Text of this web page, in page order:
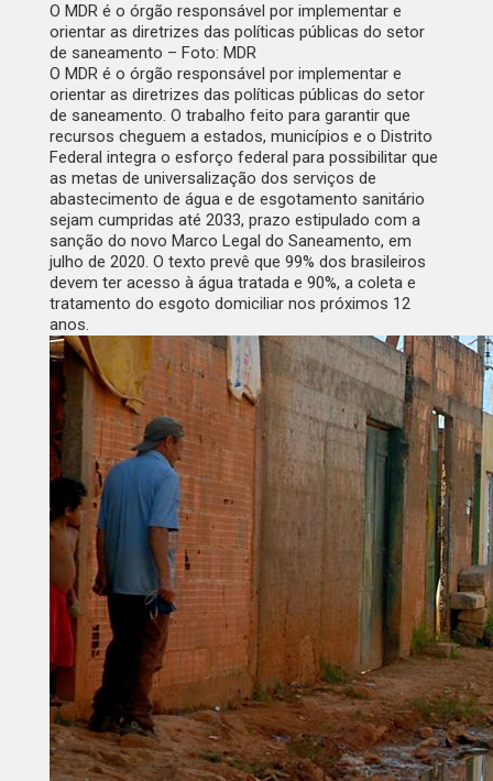
O MDR é o órgão responsável por implementar e
orientar as diretrizes das políticas públicas do setor
de saneamento – Foto: MDR
O MDR é o órgão responsável por implementar e
orientar as diretrizes das políticas públicas do setor
de saneamento. O trabalho feito para garantir que
recursos cheguem a estados, municípios e o Distrito
Federal integra o esforço federal para possibilitar que
as metas de universalização dos serviços de
abastecimento de água e de esgotamento sanitário
sejam cumpridas até 2033, prazo estipulado com a
sanção do novo Marco Legal do Saneamento, em
julho de 2020. O texto prevê que 99% dos brasileiros
devem ter acesso à água tratada e 90%, a coleta e
tratamento do esgoto domiciliar nos próximos 12
anos.